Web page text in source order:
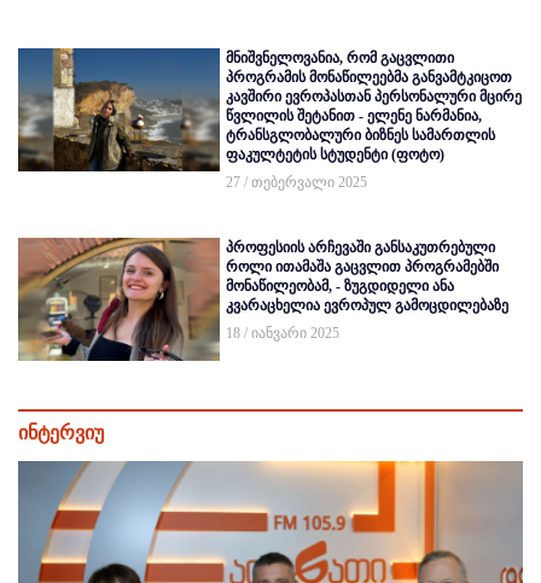
მნიშვნელოვანია, რომ გაცვლითი
პროგრამის მონაწილეებმა განვამტკიცოთ
კავშირი ევროპასთან პერსონალური მცირე
წვლილის შეტანით - ელენე ნარმანია,
ტრანსგლობალური ბიზნეს სამართლის
ფაკულტეტის სტუდენტი (ფოტო)
27 / თებერვალი 2025
პროფესიის არჩევაში განსაკუთრებული
როლი ითამაშა გაცვლით პროგრამებში
მონაწილეობამ, - ზუგდიდელი ანა
კვარაცხელია ევროპულ გამოცდილებაზე
18 / იანვარი 2025
ინტერვიუ